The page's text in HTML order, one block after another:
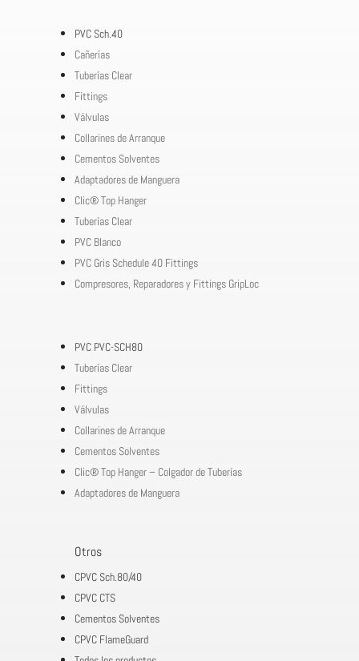
PVC Sch.40
Cañerías
Tuberías Clear
Fittings
Válvulas
Collarines de Arranque
Cementos Solventes
Adaptadores de Manguera
Clic® Top Hanger
Tuberías Clear
PVC Blanco
PVC Gris Schedule 40 Fittings
Compresores, Reparadores y Fittings GripLoc
PVC PVC-SCH80
Tuberías Clear
Fittings
Válvulas
Collarines de Arranque
Cementos Solventes
Clic® Top Hanger – Colgador de Tuberías
Adaptadores de Manguera
Otros
CPVC Sch.80/40
CPVC CTS
Cementos Solventes
CPVC FlameGuard